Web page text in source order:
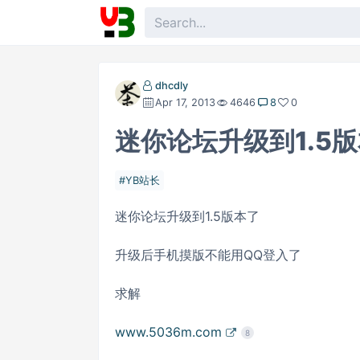
dhcdly
Apr 17, 2013
4646 8 0
迷你论坛升级到1.5
YB站长
迷你论坛升级到1.5版本了
升级后手机摸版不能用QQ登入了
求解
www.5036m.com 8